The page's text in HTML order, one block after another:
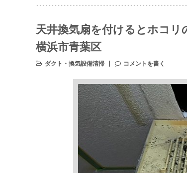
天井換気扇を付けるとホコ
横浜市青葉区
ダクト・換気設備清掃 コメントを書く